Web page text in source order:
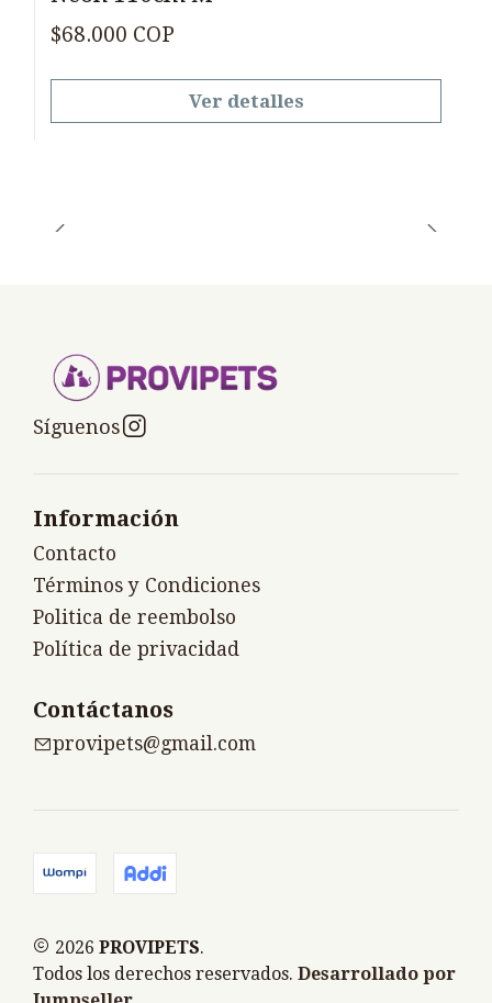
$68.000 COP
Ver detalles
Síguenos
Información
Contacto
Términos y Condiciones
Politica de reembolso
Política de privacidad
Contáctanos
provipets@gmail.com
2026 PROVIPETS.
Todos los derechos reservados. Desarrollado por